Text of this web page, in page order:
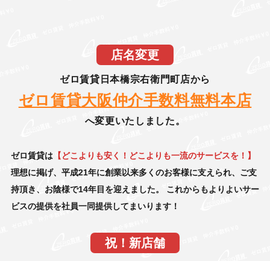
店名変更
ゼロ賃貸日本橋宗右衛門町店から
ゼロ賃貸大阪仲介手数料無料本店
へ変更いたしました。
ゼロ賃貸は【どこよりも安く！どこよりも一流のサービスを！】
理想に掲げ、 平成21年に創業以来多くのお客様に支えられ、ご支
持頂き、お陰様で14年目を迎えました。
これからもよりよいサー
ビスの提供を社員一同提供してまいります！
祝！新店舗